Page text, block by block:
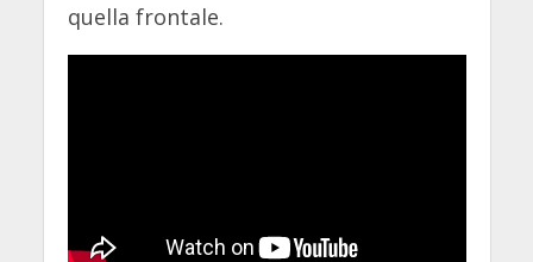
quella frontale.